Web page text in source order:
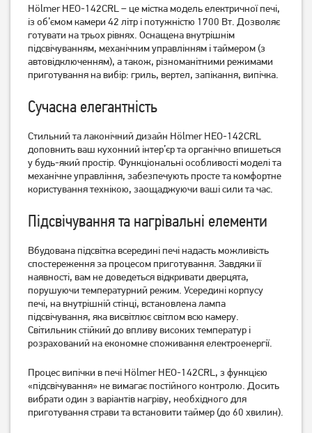
Електрична піч Vimar VEO-
6821 B (Конвекція/Вертіл)
7 339
5 869
Електрична піч Rotex
ROT652 CB
Електрична піч Castle CPE-
40H
4 539грн
4 279
Електрична піч Castle CPE-
40R
4 539грн
4 209
Hölmer HEO-142CRL – це містка модель електричної печі,
із об’ємом камери 42 літр і потужністю 1700 Вт. Дозволяє
готувати на трьох рівнях. Оснащена внутрішнім
підсвічуванням, механічним управлінням і таймером (з
автовідключенням), а також, різноманітними режимами
приготування на вибір: гриль, вертел, запікання, випічка.
Сучасна елегантність
Стильний та лаконічний дизайн Hölmer HEO-142CRL
доповнить ваш кухонний інтер’єр та органічно впишеться
у будь-який простір. Функціональні особливості моделі та
механічне управління, забезпечують просте та комфортне
користування технікою, заощаджуючи ваші сили та час.
Підсвічування та нагрівальні елементи
Вбудована підсвітка всередині печі надасть можливість
спостереження за процесом приготування. Завдяки її
наявності, вам не доведеться відкривати дверцята,
порушуючи температурний режим. Усередині корпусу
печі, на внутрішній стінці, встановлена лампа
підсвічування, яка висвітлює світлом всю камеру.
Світильник стійкий до впливу високих температур і
розрахований на економне споживання електроенергії.
Процес випічки в печі Hölmer HEO-142CRL, з функцією
«підсвічування» не вимагає постійного контролю. Досить
вибрати один з варіантів нагріву, необхідного для
приготування страви та встановити таймер (до 60 хвилин).